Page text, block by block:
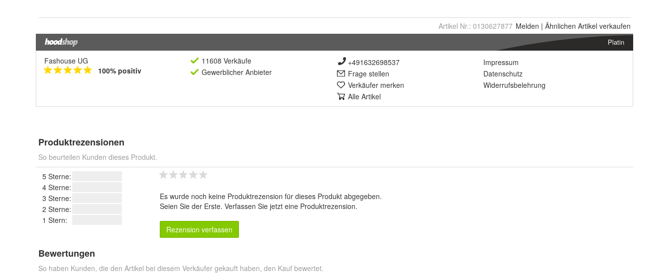
Artikel Nr.: 0130627877 Melden | Ähnlichen Artikel verkaufen
Platin
Fashouse UG
100% positiv
11608 Verkäufe
Gewerblicher Anbieter
+491632698537
Frage stellen
Verkäufer merken
Alle Artikel
Impressum
Datenschutz
Widerrufsbelehrung
Produktrezensionen
So beurteilen Kunden dieses Produkt.
5 Sterne:
4 Sterne:
3 Sterne:
2 Sterne:
1 Stern:
Es wurde noch keine Produktrezension für dieses Produkt abgegeben.
Seien Sie der Erste. Verfassen Sie jetzt eine Produktrezension.
Rezension verfassen
Bewertungen
So haben Kunden, die den Artikel bei diesem Verkäufer gekauft haben, den Kauf bewertet.